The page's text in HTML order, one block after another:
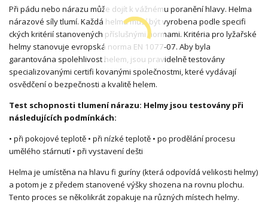
Při pádu nebo nárazu může dojít k vážnému poranění hlavy. Helma
nárazové síly tlumí. Každá helma musí být vyrobena podle specifi
ckých kritérií stanovených příslušnými normami. Kritéria pro lyžařské
helmy stanovuje evropská norma EN 1077-07. Aby byla
garantována spolehlivost helem, jsou pravidelně testovány
specializovanými certifi kovanými společnostmi, které vydávají
osvědčení o bezpečnosti a kvalitě helem.
Test schopnosti tlumení nárazu: Helmy jsou testovány při
následujících podmínkách:
• při pokojové teplotě • při nízké teplotě • po prodělání procesu
umělého stárnutí • při vystavení dešti
Helma je umístěna na hlavu fi guríny (která odpovídá velikosti helmy)
a potom je z předem stanovené výšky shozena na rovnu plochu.
Tento proces se několikrát zopakuje na různých místech helmy.